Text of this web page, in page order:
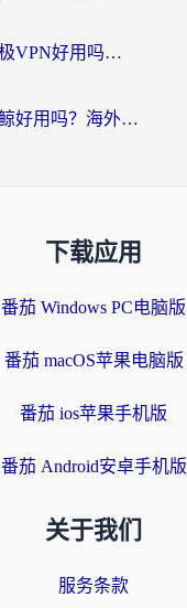
海外党必看：云极VPN好用吗？和GoLinkVPN对比哪个回国效果更好？附真实体验指南
雷神手游和柠檬鲸好用吗？海外党亲测3款回国加速器，教你避开破解VPN坑
下载应用
番茄 Windows PC电脑版
番茄 macOS苹果电脑版
番茄 ios苹果手机版
番茄 Android安卓手机版
关于我们
服务条款